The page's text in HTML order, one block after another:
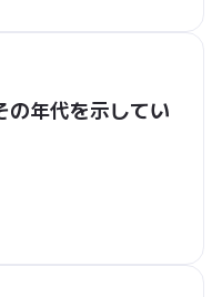
の年代を示してい